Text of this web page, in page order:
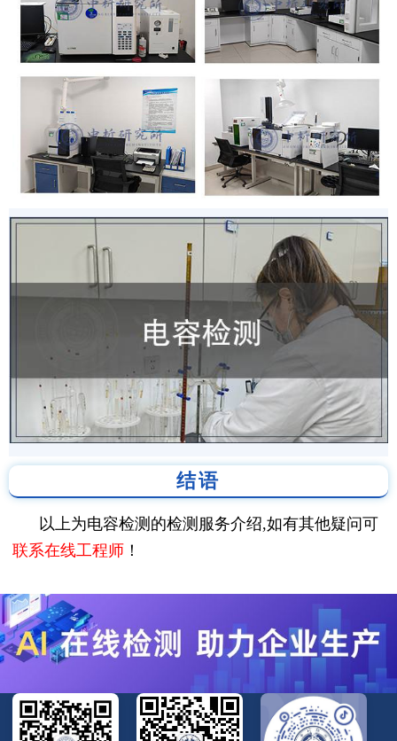
结语
以上为电容检测的检测服务介绍,如有其他疑问可
联系在线工程师 ！